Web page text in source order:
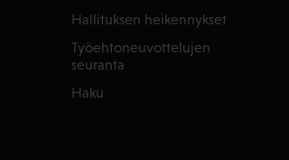
Hallituksen heikennykset
Työehtoneuvottelujen
seuranta
Haku